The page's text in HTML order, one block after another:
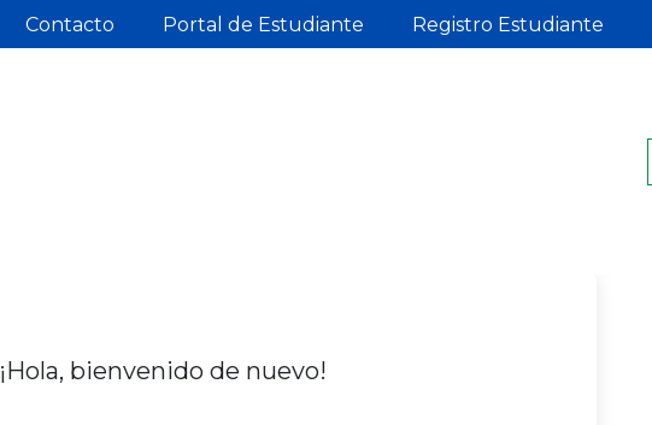
Contacto Portal de Estudiante Registro Estudiante
¡Hola, bienvenido de nuevo!